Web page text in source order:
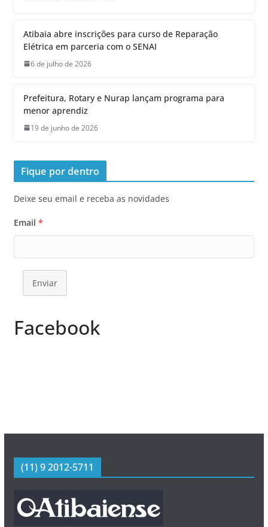
Atibaia abre inscrições para curso de Reparação
Elétrica em parceria com o SENAI
6 de julho de 2026
Prefeitura, Rotary e Nurap lançam programa para
menor aprendiz
19 de junho de 2026
Fique por dentro
Deixe seu email e receba as novidades
Email *
Enviar
Facebook
(11) 9 2012-5711